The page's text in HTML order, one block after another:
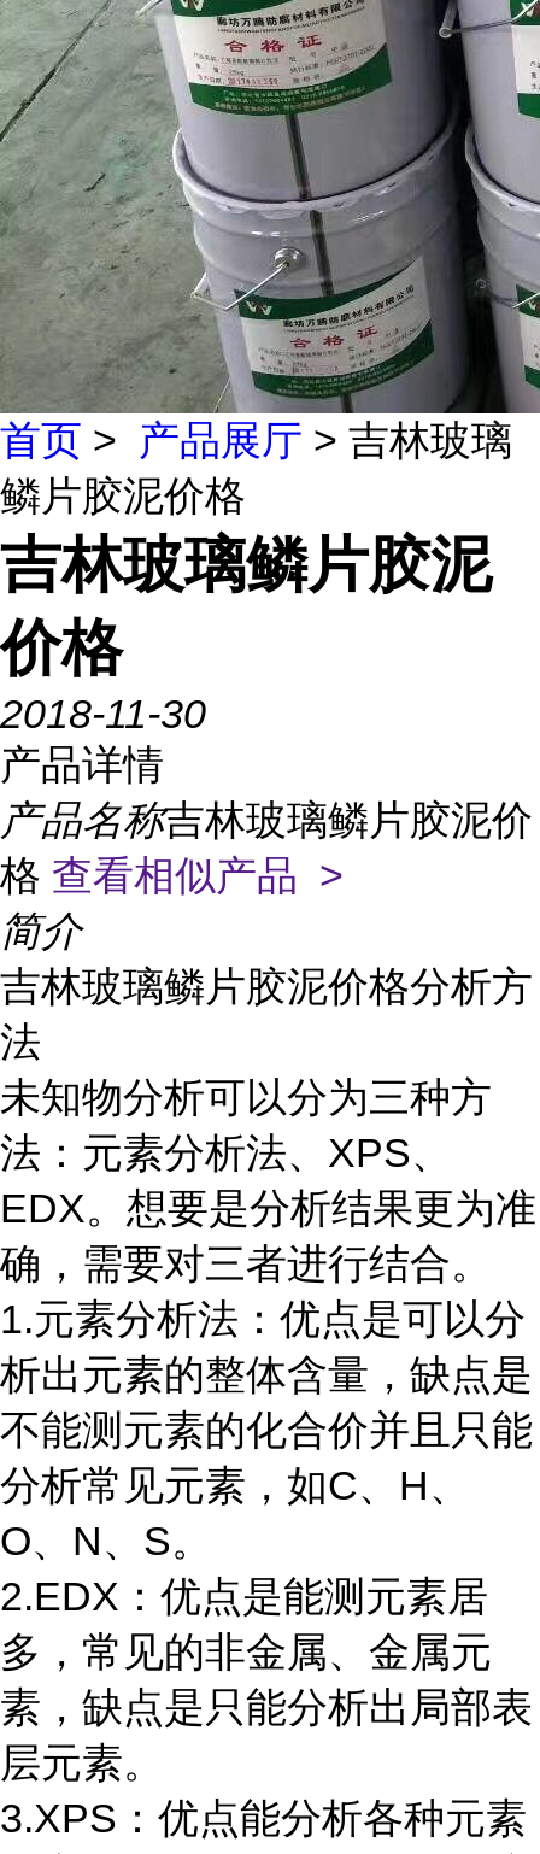
首页 > 产品展厅 > 吉林玻璃
鳞片胶泥价格
吉林玻璃鳞片胶泥
价格
2018-11-30
产品详情
产品名称吉林玻璃鳞片胶泥价
格 查看相似产品 >
简介
吉林玻璃鳞片胶泥价格分析方
法
未知物分析可以分为三种方
法：元素分析法、XPS、
EDX。想要是分析结果更为准
确，需要对三者进行结合。
1.元素分析法：优点是可以分
析出元素的整体含量，缺点是
不能测元素的化合价并且只能
分析常见元素，如C、H、
O、N、S。
2.EDX：优点是能测元素居
多，常见的非金属、金属元
素，缺点是只能分析出局部表
层元素。
3.XPS：优点能分析各种元素